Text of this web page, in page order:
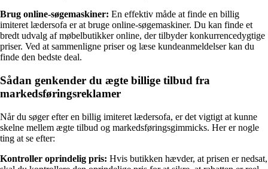
Brug online-søgemaskiner: En effektiv måde at finde en billig
imiteret lædersofa er at bruge online-søgemaskiner. Du kan finde et
bredt udvalg af møbelbutikker online, der tilbyder konkurrencedygtige
priser. Ved at sammenligne priser og læse kundeanmeldelser kan du
finde den bedste deal.
Sådan genkender du ægte billige tilbud fra
markedsføringsreklamer
Når du søger efter en billig imiteret lædersofa, er det vigtigt at kunne
skelne mellem ægte tilbud og markedsføringsgimmicks. Her er nogle
ting at se efter:
Kontroller oprindelig pris: Hvis butikken hævder, at prisen er nedsat,